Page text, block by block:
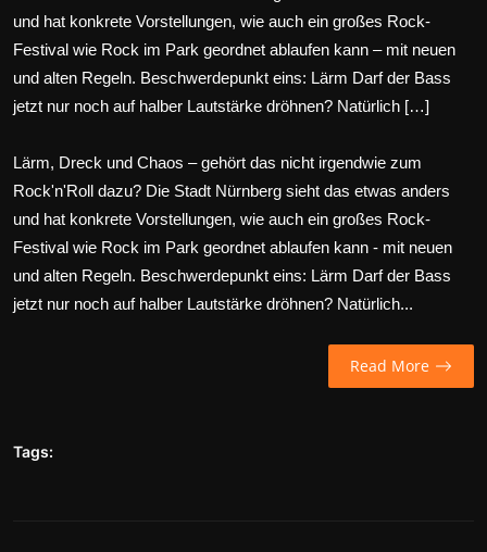
Wirtschaft
Wissenschaft & Gesundheit
und hat konkrete Vorstellungen, wie auch ein großes Rock-
Festival wie Rock im Park geordnet ablaufen kann – mit neuen
und alten Regeln. Beschwerdepunkt eins: Lärm Darf der Bass
jetzt nur noch auf halber Lautstärke dröhnen? Natürlich […]
Lärm, Dreck und Chaos – gehört das nicht irgendwie zum
Rock'n'Roll dazu? Die Stadt Nürnberg sieht das etwas anders
und hat konkrete Vorstellungen, wie auch ein großes Rock-
Festival wie Rock im Park geordnet ablaufen kann - mit neuen
und alten Regeln. Beschwerdepunkt eins: Lärm Darf der Bass
jetzt nur noch auf halber Lautstärke dröhnen? Natürlich...
Read More
Tags: